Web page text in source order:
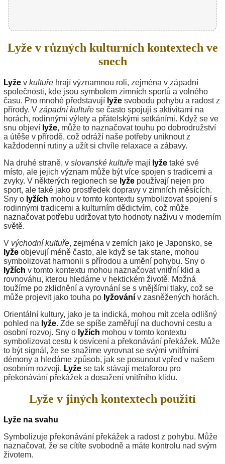
Lyže v různých kulturních kontextech ve
snech
Lyže v kultuře hrají významnou roli, zejména v západní
společnosti, kde jsou symbolem zimních sportů a volného
času. Pro mnohé představují lyže svobodu pohybu a radost z
přírody. V západní kultuře se často spojují s aktivitami na
horách, rodinnými výlety a přátelskými setkáními. Když se ve
snu objeví lyže, může to naznačovat touhu po dobrodružství
a útěše v přírodě, což odráží naše potřeby uniknout z
každodenní rutiny a užít si chvíle relaxace a zábavy.
Na druhé straně, v slovanské kultuře mají lyže také své
místo, ale jejich význam může být více spojen s tradicemi a
zvyky. V některých regionech se lyže používají nejen pro
sport, ale také jako prostředek dopravy v zimních měsících.
Sny o lyžích mohou v tomto kontextu symbolizovat spojení s
rodinnými tradicemi a kulturním dědictvím, což může
naznačovat potřebu udržovat tyto hodnoty naživu v moderním
světě.
V východní kultuře, zejména v zemích jako je Japonsko, se
lyže objevují méně často, ale když se tak stane, mohou
symbolizovat harmonii s přírodou a umění pohybu. Sny o
lyžích v tomto kontextu mohou naznačovat vnitřní klid a
rovnováhu, kterou hledáme v hektickém životě. Možná
toužíme po zklidnění a vyrovnání se s vnějšími tlaky, což se
může projevit jako touha po lyžování v zasněžených horách.
Orientální kultury, jako je ta indická, mohou mít zcela odlišný
pohled na lyže. Zde se spíše zaměřují na duchovní cestu a
osobní rozvoj. Sny o lyžích mohou v tomto kontextu
symbolizovat cestu k osvícení a překonávání překážek. Může
to být signál, že se snažíme vyrovnat se svými vnitřními
démony a hledáme způsob, jak se posunout vpřed v našem
osobním rozvoji. Lyže se tak stávají metaforou pro
překonávání překážek a dosažení vnitřního klidu.
Lyže v jiných kontextech použití
Lyže na svahu
Symbolizuje překonávání překážek a radost z pohybu. Může
naznačovat, že se cítíte svobodně a máte kontrolu nad svým
životem.